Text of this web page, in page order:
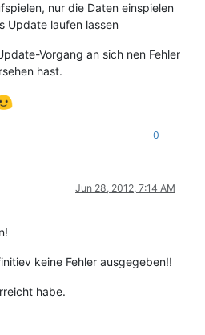
nur die Daten einspielen
Update laufen lassen
Vorgang an sich nen Fehler
hast.
0
Jun 28, 2012, 7:14 AM
keine Fehler ausgegeben!!
habe.